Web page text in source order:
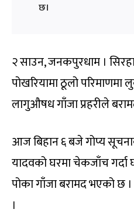
छ।
२ साउन, जनकपुरधाम ।
पोखरियामा ठूलो परिमाणमा
लागुऔषध गाँजा प्रहरीले
आज बिहान ६ बजे गोप्य
यादवको घरमा चेकजाँच गर्दा
पोका गाँजा बरामद भएको
।